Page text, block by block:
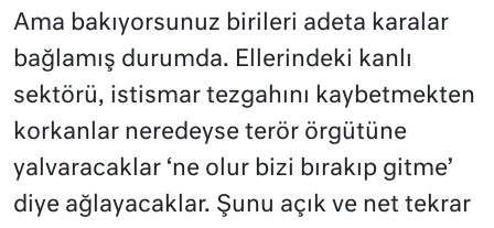
Ama bakıyorsunuz birileri adeta karalar
bağlamış durumda. Ellerindeki kanlı
sektörü, istismar tezgahını kaybetmekten
korkanlar neredeyse terör örgütüne
yalvaracaklar ‘ne olur bizi bırakıp gitme’
diye ağlayacaklar. Şunu açık ve net tekrar